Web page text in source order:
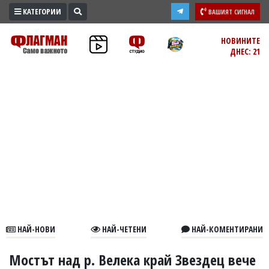
ПРОМО
ЗОНА
В
КАТЕГОРИИ ВАШИЯТ СИГНАЛ
НОВИНИТЕ
ДНЕС: 21
НАЙ-НОВИ НАЙ-ЧЕТЕНИ НАЙ-КОМЕНТИРАНИ
Мостът над р. Велека край Звездец вече